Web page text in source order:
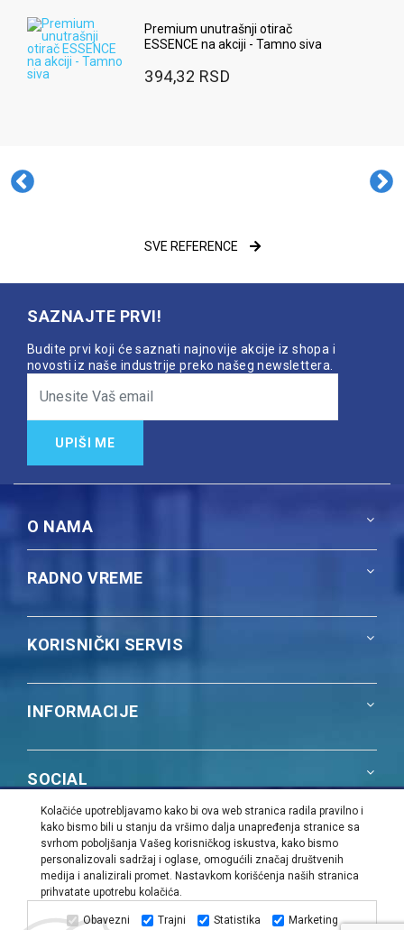
Premium unutrašnji otirač
ESSENCE na akciji - Tamno siva
394,32 RSD
SVE REFERENCE
SAZNAJTE PRVI!
Budite prvi koji će saznati najnovije akcije iz shopa i
novosti iz naše industrije preko našeg newslettera.
UPIŠI ME
O NAMA
RADNO VREME
KORISNIČKI SERVIS
INFORMACIJE
SOCIAL
NAŠA PONUDA
PiK Group | Sva prava zadržana |Web dizajn i SEO: Urban
Dizajn
Kolačiće upotrebljavamo kako bi ova web stranica radila pravilno i
kako bismo bili u stanju da vršimo dalja unapređenja stranice sa
svrhom poboljšanja Vašeg korisničkog iskustva, kako bismo
personalizovali sadržaj i oglase, omogućili značaj društvenih
medija i analizirali promet. Nastavkom korišćenja naših stranica
prihvatate upotrebu kolačića.
Obavezni Trajni Statistika Marketing